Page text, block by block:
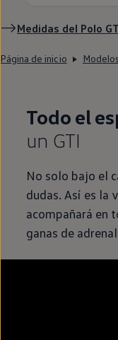
Medidas del Polo
Página de inicio
Todo el
un GTI
No solo bajo el
dudas. Así es la
acompañará en
ganas de